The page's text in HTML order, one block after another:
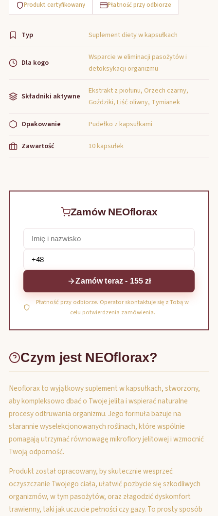
Produkt certyfikowany Płatność przy odbiorze
Typ Suplement diety w kapsułkach
Dla kogo
Wsparcie w eliminacji pasożytów i
detoksykacji organizmu
Składniki aktywne
Ekstrakt z piołunu, Orzech czarny,
Goździki, Liść oliwny, Tymianek
Opakowanie Pudełko z kapsułkami
Zawartość 10 kapsułek
Zamów NEOflorax
Zamów teraz - 155 zł
Płatność przy odbiorze. Operator skontaktuje się z Tobą w
celu potwierdzenia zamówienia.
Czym jest NEOflorax?
Neoflorax to wyjątkowy suplement w kapsułkach, stworzony,
aby kompleksowo dbać o Twoje jelita i wspierać naturalne
procesy odtruwania organizmu. Jego formuła bazuje na
starannie wyselekcjonowanych roślinach, które wspólnie
pomagają utrzymać równowagę mikroflory jelitowej i wzmocnić
Twoją odporność.
Produkt został opracowany, by skutecznie wesprzeć
oczyszczanie Twojego ciała, ułatwić pozbycie się szkodliwych
organizmów, w tym pasożytów, oraz złagodzić dyskomfort
trawienny, taki jak uczucie pełności czy gazy. To prosty sposób